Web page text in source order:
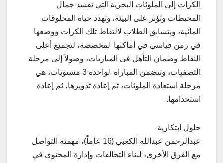
الكرات إلى الملوثات البحرية التي تفسد جمال
المحيطات وتؤثر على البيئة، وتهدد حياة المخلوقات
المائية، ويتسابق الطلاب لالتقاط تلك الكرات ووضعها
في زمن قياسي في أماكنها المخصصة، لتجميع أعلى
النقاط وضمان التأهل في المباريات، وصولاً إلى مرحلة
التصفيات، وتتضمن المباراة الواحدة 3 مستويات، هي
مرحلة استعادة الملوثات، ثم إعادة تدويرها، ثم إعادة
استخدامها.
حلول ابتكارية
عبدالرحمن عبدالله الكعبي (16 عاماً)، مهمته التواصل
مع الفرق الأخرى، لبناء التحالفات وإدارة المحتوى في